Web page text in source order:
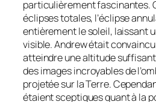
particulièrement fascinantes.
éclipses totales, l’éclipse
entièrement le soleil, laissant
visible. Andrew était convaincu
atteindre une altitude
des images incroyables de
projetée sur la Terre.
étaient sceptiques quant à la